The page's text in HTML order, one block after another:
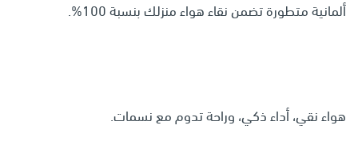
ألمانية متطورة تضمن نقاء هواء منزلك بنسبة 100%.
هواء نقي، أداء ذكي، وراحة تدوم مع نسمات.